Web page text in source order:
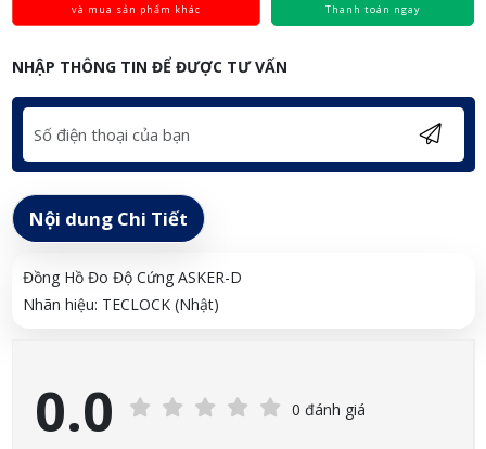
và mua sản phẩm khác Thanh toán ngay
NHẬP THÔNG TIN ĐỂ ĐƯỢC TƯ VẤN
Nội dung Chi Tiết
Đồng Hồ Đo Độ Cứng ASKER-D
Nhãn hiệu: TECLOCK (Nhật)
0.0 0 đánh giá